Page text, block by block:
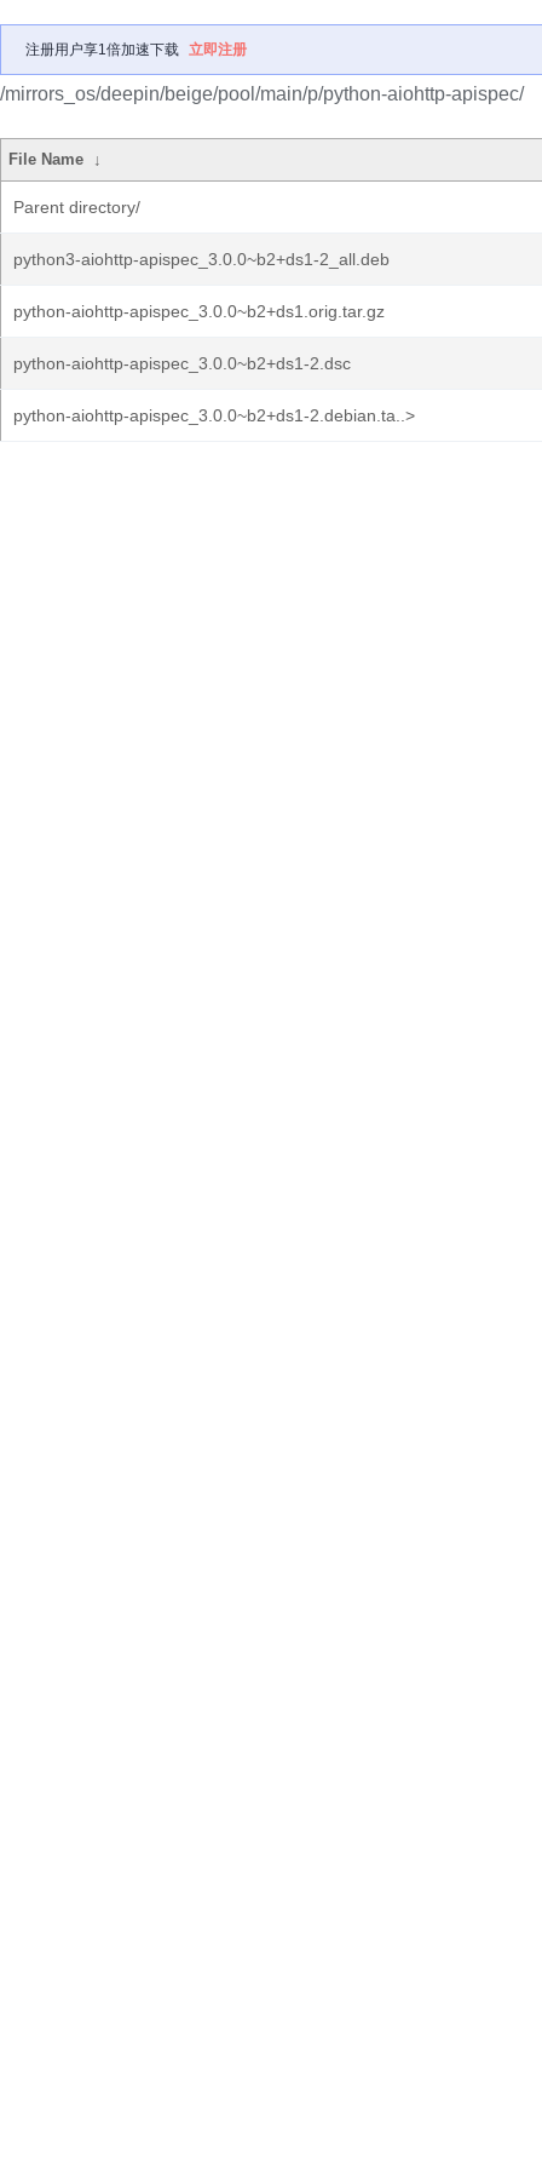
注册用户享1倍加速下载 立即注册
/mirrors_os/deepin/beige/pool/main/p/python-aiohttp-apispec/
File Name ↓
Parent directory/
python3-aiohttp-apispec_3.0.0~b2+ds1-2_all.deb
python-aiohttp-apispec_3.0.0~b2+ds1.orig.tar.gz
python-aiohttp-apispec_3.0.0~b2+ds1-2.dsc
python-aiohttp-apispec_3.0.0~b2+ds1-2.debian.ta..>